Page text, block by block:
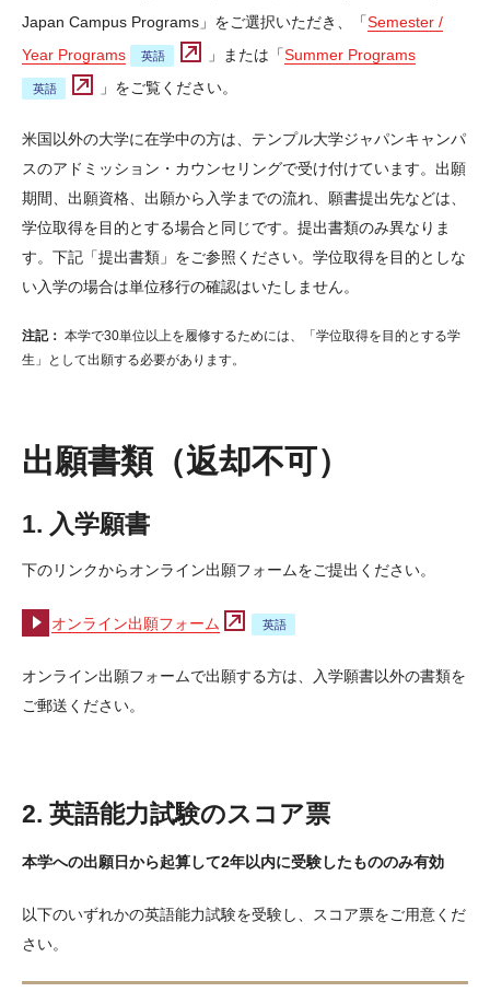
募集要項
出願提出物の詳細と要件
High School Dual Enrollment Program （英語）
編入学について
Bridge Program（条件付き入学）について
学位取得を目的としない入学について
提携校一覧
学生寮について
授業料とその他の費用
大学学部課程奨学金
国公立高等学校卒業見込者対象 持田・ストロナク全額奨学金
TUJパートナーシップ奨学金
その他の奨学金・教育ローン
ビザ情報（英語）
アカデミック（英語）
学生サービス（英語）
Japan Campus Programs」をご選択いただき、「Semester /
Year Programs
」または「Summer Programs
」をご覧ください。
米国以外の大学に在学中の方は、テンプル大学ジャパンキャンパ
スのアドミッション・カウンセリングで受け付けています。出願
期間、出願資格、出願から入学までの流れ、願書提出先などは、
学位取得を目的とする場合と同じです。提出書類のみ異なりま
す。下記「提出書類」をご参照ください。学位取得を目的としな
い入学の場合は単位移行の確認はいたしません。
注記： 本学で30単位以上を履修するためには、「学位取得を目的とする学
生」として出願する必要があります。
出願書類（返却不可）
1. 入学願書
下のリンクからオンライン出願フォームをご提出ください。
オンライン出願フォーム
オンライン出願フォームで出願する方は、入学願書以外の書類を
ご郵送ください。
2. 英語能力試験のスコア票
本学への出願日から起算して2年以内に受験したもののみ有効
以下のいずれかの英語能力試験を受験し、スコア票をご用意くだ
さい。